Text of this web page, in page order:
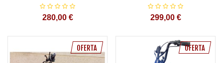
280,00 € 299,00 €
OFERTA OFERTA